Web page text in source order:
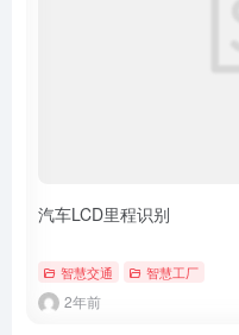
汽车LCD里程识别
智慧交通 智慧工厂
2年前